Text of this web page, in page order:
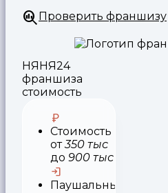
Проверить франшизу
НЯНЯ24
франшиза
стоимость
Стоимость
от350 тыс
до 900 тыс
Паушальный